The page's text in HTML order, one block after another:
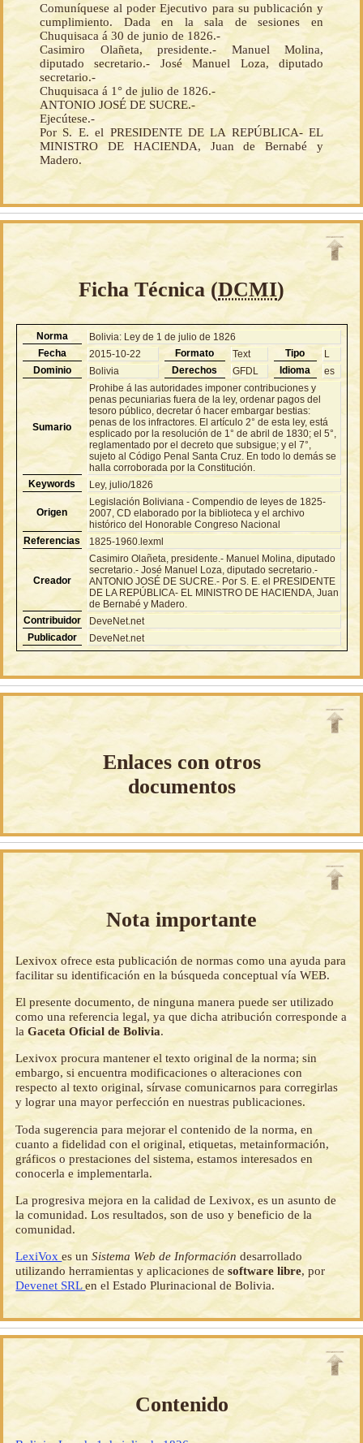
Comuníquese al poder Ejecutivo para su publicación y
cumplimiento. Dada en la sala de sesiones en
Chuquisaca á 30 de junio de 1826.-
Casimiro Olañeta, presidente.- Manuel Molina,
diputado secretario.- José Manuel Loza, diputado
secretario.-
Chuquisaca á 1° de julio de 1826.-
ANTONIO JOSÉ DE SUCRE.-
Ejecútese.-
Por S. E. el PRESIDENTE DE LA REPÚBLICA- EL
MINISTRO DE HACIENDA, Juan de Bernabé y
Madero.
Ficha Técnica (DCMI)
Norma
Bolivia: Ley de 1 de julio de 1826
Fecha
2015-10-22 Formato Text Tipo
L
Dominio
Bolivia Derechos GFDL Idioma es
Sumario
Prohibe á las autoridades imponer contribuciones y
penas pecuniarias fuera de la ley, ordenar pagos del
tesoro público, decretar ó hacer embargar bestias:
penas de los infractores. El artículo 2° de esta ley, está
esplicado por la resolución de 1° de abril de 1830; el 5°,
reglamentado por el decreto que subsigue; y el 7°,
sujeto al Código Penal Santa Cruz. En todo lo demás se
halla corroborada por la Constitución.
Keywords
Ley, julio/1826
Origen
Legislación Boliviana - Compendio de leyes de 1825-
2007, CD elaborado por la biblioteca y el archivo
histórico del Honorable Congreso Nacional
Referencias
1825-1960.lexml
Creador
Casimiro Olañeta, presidente.- Manuel Molina, diputado
secretario.- José Manuel Loza, diputado secretario.-
ANTONIO JOSÉ DE SUCRE.- Por S. E. el PRESIDENTE
DE LA REPÚBLICA- EL MINISTRO DE HACIENDA, Juan
de Bernabé y Madero.
Contribuidor
DeveNet.net
Publicador
DeveNet.net
Enlaces con otros
documentos
Nota importante
Lexivox ofrece esta publicación de normas como una ayuda para
facilitar su identificación en la búsqueda conceptual vía WEB.
El presente documento, de ninguna manera puede ser utilizado
como una referencia legal, ya que dicha atribución corresponde a
laGaceta Oficial de Bolivia.
Lexivox procura mantener el texto original de la norma; sin
embargo, si encuentra modificaciones o alteraciones con
respecto al texto original, sírvase comunicarnos para corregirlas
y lograr una mayor perfección en nuestras publicaciones.
Toda sugerencia para mejorar el contenido de la norma, en
cuanto a fidelidad con el original, etiquetas, metainformación,
gráficos o prestaciones del sistema, estamos interesados en
conocerla e implementarla.
La progresiva mejora en la calidad de Lexivox, es un asunto de
la comunidad. Los resultados, son de uso y beneficio de la
comunidad.
LexiVoxes unSistema Web de Información desarrollado
utilizando herramientas y aplicaciones desoftware libre, por
Devenet SRLen el Estado Plurinacional de Bolivia.
Contenido